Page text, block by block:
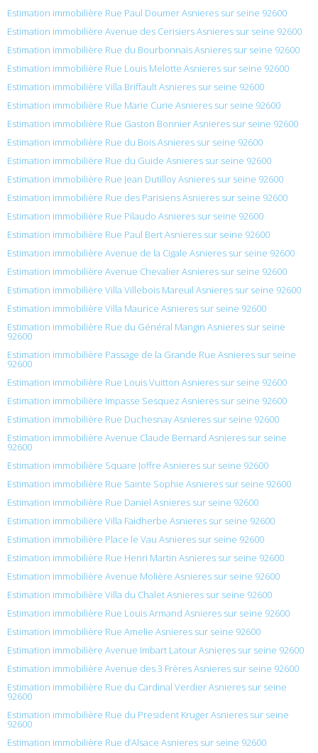
Estimation immobilière Rue Paul Doumer Asnieres sur seine 92600
Estimation immobilière Avenue des Cerisiers Asnieres sur seine 92600
Estimation immobilière Rue du Bourbonnais Asnieres sur seine 92600
Estimation immobilière Rue Louis Melotte Asnieres sur seine 92600
Estimation immobilière Villa Briffault Asnieres sur seine 92600
Estimation immobilière Rue Marie Curie Asnieres sur seine 92600
Estimation immobilière Rue Gaston Bonnier Asnieres sur seine 92600
Estimation immobilière Rue du Bois Asnieres sur seine 92600
Estimation immobilière Rue du Guide Asnieres sur seine 92600
Estimation immobilière Rue Jean Dutilloy Asnieres sur seine 92600
Estimation immobilière Rue des Parisiens Asnieres sur seine 92600
Estimation immobilière Rue Pilaudo Asnieres sur seine 92600
Estimation immobilière Rue Paul Bert Asnieres sur seine 92600
Estimation immobilière Avenue de la Cigale Asnieres sur seine 92600
Estimation immobilière Avenue Chevalier Asnieres sur seine 92600
Estimation immobilière Villa Villebois Mareuil Asnieres sur seine 92600
Estimation immobilière Villa Maurice Asnieres sur seine 92600
Estimation immobilière Rue du Général Mangin Asnieres sur seine
92600
Estimation immobilière Passage de la Grande Rue Asnieres sur seine
92600
Estimation immobilière Rue Louis Vuitton Asnieres sur seine 92600
Estimation immobilière Impasse Sesquez Asnieres sur seine 92600
Estimation immobilière Rue Duchesnay Asnieres sur seine 92600
Estimation immobilière Avenue Claude Bernard Asnieres sur seine
92600
Estimation immobilière Square Joffre Asnieres sur seine 92600
Estimation immobilière Rue Sainte Sophie Asnieres sur seine 92600
Estimation immobilière Rue Daniel Asnieres sur seine 92600
Estimation immobilière Villa Faidherbe Asnieres sur seine 92600
Estimation immobilière Place le Vau Asnieres sur seine 92600
Estimation immobilière Rue Henri Martin Asnieres sur seine 92600
Estimation immobilière Avenue Molière Asnieres sur seine 92600
Estimation immobilière Villa du Chalet Asnieres sur seine 92600
Estimation immobilière Rue Louis Armand Asnieres sur seine 92600
Estimation immobilière Rue Amelie Asnieres sur seine 92600
Estimation immobilière Avenue Imbart Latour Asnieres sur seine 92600
Estimation immobilière Avenue des 3 Frères Asnieres sur seine 92600
Estimation immobilière Rue du Cardinal Verdier Asnieres sur seine
92600
Estimation immobilière Rue du President Kruger Asnieres sur seine
92600
Estimation immobilière Rue d’Alsace Asnieres sur seine 92600